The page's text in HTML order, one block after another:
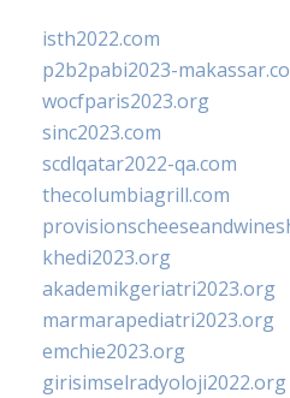
isth2022.com
p2b2pabi2023-
wocfparis2023.org
sinc2023.com
scdlqatar2022-qa.com
thecolumbiagrill.com
khedi2023.org
akademikgeriatri2023.org
marmarapediatri2023.org
emchie2023.org
girisimselradyoloji2022.org